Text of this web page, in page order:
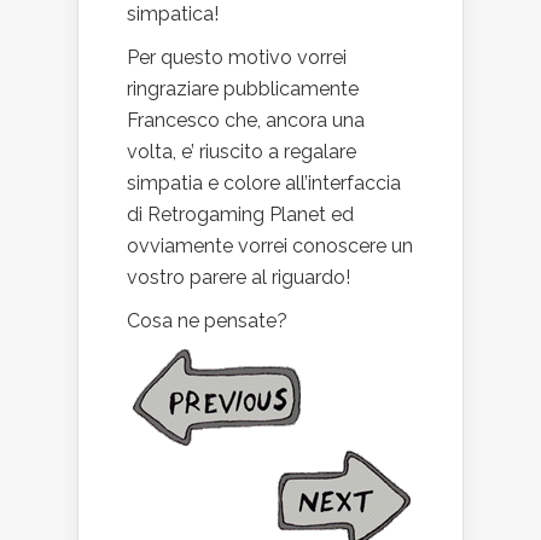
simpatica!
Per questo motivo vorrei
ringraziare pubblicamente
Francesco che, ancora una
volta, e’ riuscito a regalare
simpatia e colore all’interfaccia
di Retrogaming Planet ed
ovviamente vorrei conoscere un
vostro parere al riguardo!
Cosa ne pensate?